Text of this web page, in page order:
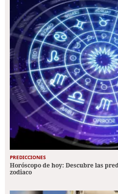
PREDICCIONES
Horóscopo de hoy: Descubre las
zodiaco